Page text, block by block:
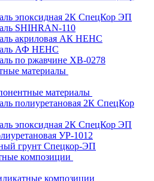
эпоксидная 2К СпецКор ЭП
SHIHRAN-110
акриловая АК НЕНС
АФ НЕНС
по ржавчине ХВ-0278
материалы
материалы
полиуретановая 2К СпецКор
эпоксидная 2К СпецКор ЭП
УР-1012
грунт Спецкор-ЭП
композиции
композиции